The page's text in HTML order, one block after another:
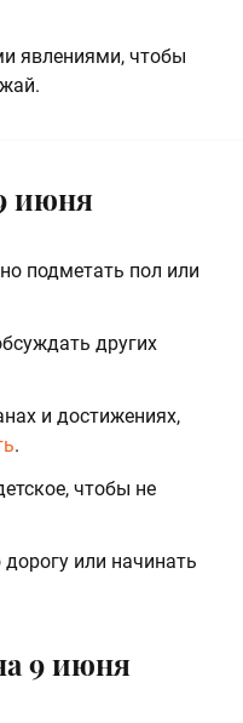
явлениями, чтобы
июня
подметать пол или
других
и достижениях,
.
чтобы не
или начинать
9 июня